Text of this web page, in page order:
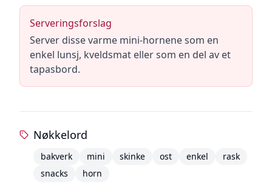
Serveringsforslag
Server disse varme mini-hornene som en
enkel lunsj, kveldsmat eller som en del av et
tapasbord.
Nøkkelord
bakverk mini skinke ost enkel
rask
snacks
horn